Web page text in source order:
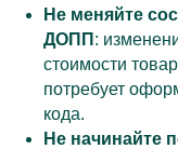
Не меняйте
ДОПП :
стоимости
потребует
кода.
Не начинайте